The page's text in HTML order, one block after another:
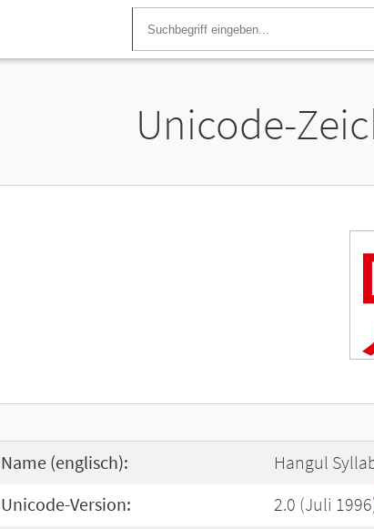
Unicode-
Name (englisch): Hangul
Unicode-Version: 2.0 (Juli